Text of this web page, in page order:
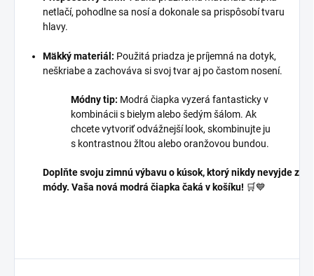
netlačí, pohodlne sa nosí a dokonale sa prispôsobí tvaru
hlavy.
Mäkký materiál: Použitá priadza je príjemná na dotyk,
neškriabe a zachováva si svoj tvar aj po častom nosení.
Módny tip: Modrá čiapka vyzerá fantasticky v
kombinácii s bielym alebo šedým šálom. Ak
chcete vytvoriť odvážnejší look, skombinujte ju
s kontrastnou žltou alebo oranžovou bundou.
Doplňte svoju zimnú výbavu o kúsok, ktorý nikdy nevyjde z
módy. Vaša nová modrá čiapka čaká v košíku! 🛒💙